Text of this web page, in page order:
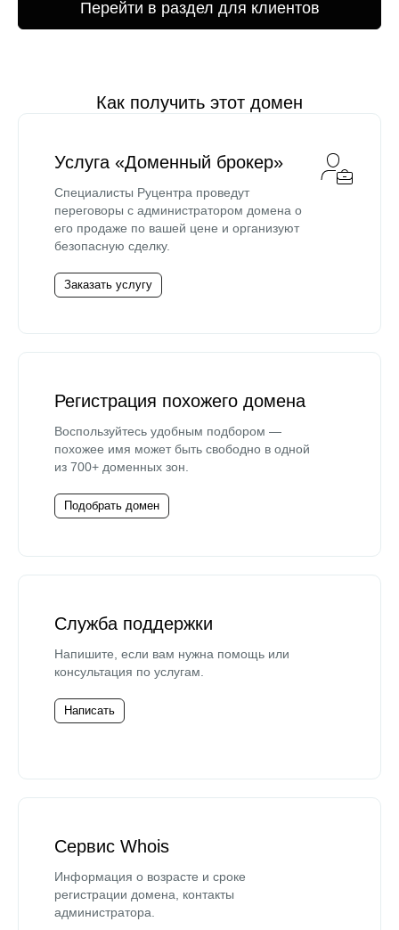
Перейти в раздел для клиентов
Как получить этот домен
Услуга «Доменный брокер»
Специалисты Руцентра проведут
переговоры с администратором домена о
его продаже по вашей цене и организуют
безопасную сделку.
Заказать услугу
Регистрация похожего домена
Воспользуйтесь удобным подбором —
похожее имя может быть свободно в одной
из 700+ доменных зон.
Подобрать домен
Служба поддержки
Напишите, если вам нужна помощь или
консультация по услугам.
Написать
Сервис Whois
Информация о возрасте и сроке
регистрации домена, контакты
администратора.